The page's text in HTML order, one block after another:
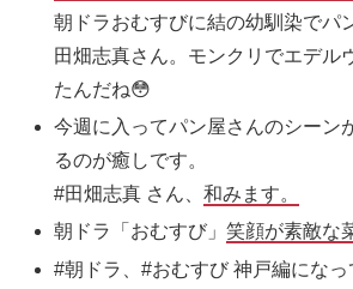
朝ドラおむすびに結の幼馴染でパ
田畑志真さん。モンクリでエデル
たんだね😳
今週に入ってパン屋さんのシーン
るのが癒しです。
#田畑志真 さん、和みます。
朝ドラ「おむすび」笑顔が素敵な
#朝ドラ、#おむすび 神戸編にな